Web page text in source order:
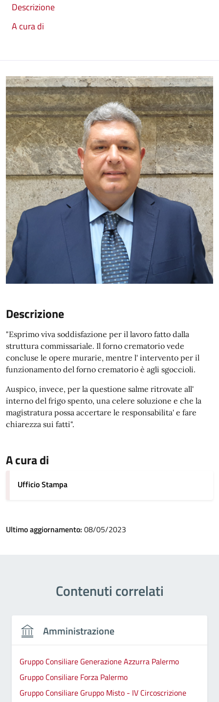
Descrizione
A cura di
Descrizione
"Esprimo viva soddisfazione per il lavoro fatto dalla
struttura commissariale. Il forno crematorio vede
concluse le opere murarie, mentre l' intervento per il
funzionamento del forno crematorio è agli sgoccioli.
Auspico, invece, per la questione salme ritrovate all'
interno del frigo spento, una celere soluzione e che la
magistratura possa accertare le responsabilita' e fare
chiarezza sui fatti".
A cura di
Ufficio Stampa
Ultimo aggiornamento: 08/05/2023
Contenuti correlati
Amministrazione
Gruppo Consiliare Generazione Azzurra Palermo
Gruppo Consiliare Forza Palermo
Gruppo Consiliare Gruppo Misto - IV Circoscrizione